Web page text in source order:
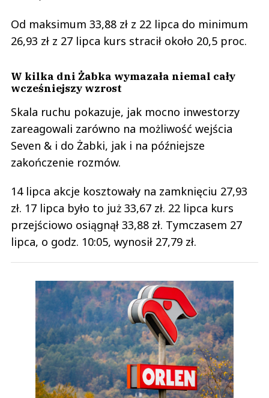
Od maksimum 33,88 zł z 22 lipca do minimum
26,93 zł z 27 lipca kurs stracił około 20,5 proc.
W kilka dni Żabka wymazała niemal cały
wcześniejszy wzrost
Skala ruchu pokazuje, jak mocno inwestorzy
zareagowali zarówno na możliwość wejścia
Seven & i do Żabki, jak i na późniejsze
zakończenie rozmów.
14 lipca akcje kosztowały na zamknięciu 27,93
zł. 17 lipca było to już 33,67 zł. 22 lipca kurs
przejściowo osiągnął 33,88 zł. Tymczasem 27
lipca, o godz. 10:05, wynosił 27,79 zł.